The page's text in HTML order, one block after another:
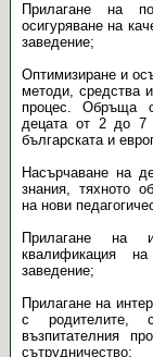
Прилагане на
осигуряване на
заведение;
Оптимизиране и
методи, средства
процес. Обръща
децата от 2 до 7
българската и
Насърчаване на
знания, тяхното
на нови
Прилагане на
квалификация
заведение;
Прилагане на
с родителите,
възпитателния
сътрудничество;